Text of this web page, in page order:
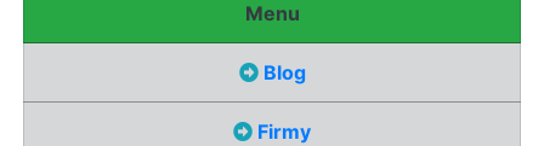
Menu
Blog
Firmy